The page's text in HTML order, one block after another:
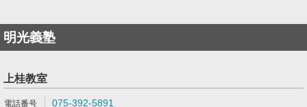
明光義塾
上桂教室
075-392-5891